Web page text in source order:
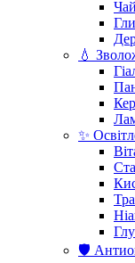
💧
✨
🛡️